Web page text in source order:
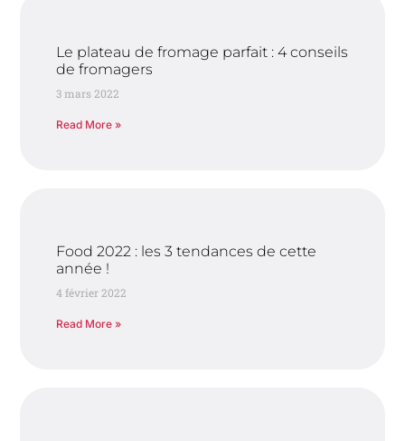
Le plateau de fromage parfait : 4 conseils
de fromagers
3 mars 2022
Read More »
Food 2022 : les 3 tendances de cette
année !
4 février 2022
Read More »